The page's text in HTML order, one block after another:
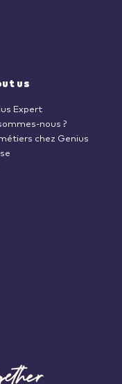
us
Expert
nous ?
métiers chez Genius